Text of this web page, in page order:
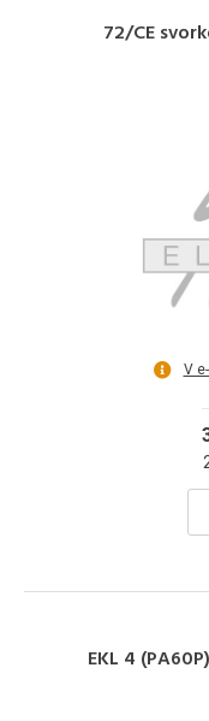
72/CE
V
EKL 4